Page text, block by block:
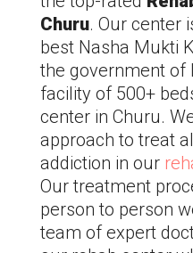
Churu. Our center
best Nasha Mukti
the government of
facility of 500+
center in Churu.
approach to treat
addiction in our
Our treatment
person to person
team of expert